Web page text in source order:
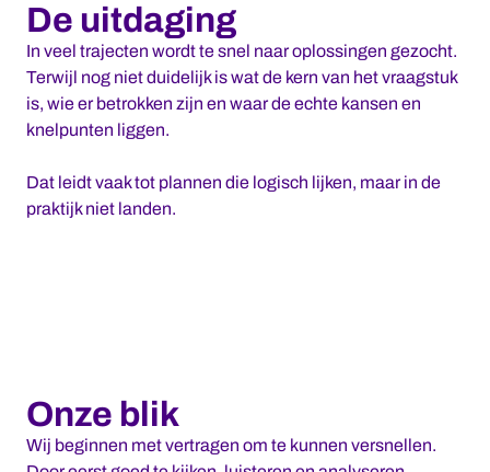
De uitdaging
In veel trajecten wordt te snel naar oplossingen gezocht.
Terwijl nog niet duidelijk is wat de kern van het vraagstuk
is, wie er betrokken zijn en waar de echte kansen en
knelpunten liggen.
Dat leidt vaak tot plannen die logisch lijken, maar in de
praktijk niet landen.
Onze blik
Wij beginnen met vertragen om te kunnen versnellen.